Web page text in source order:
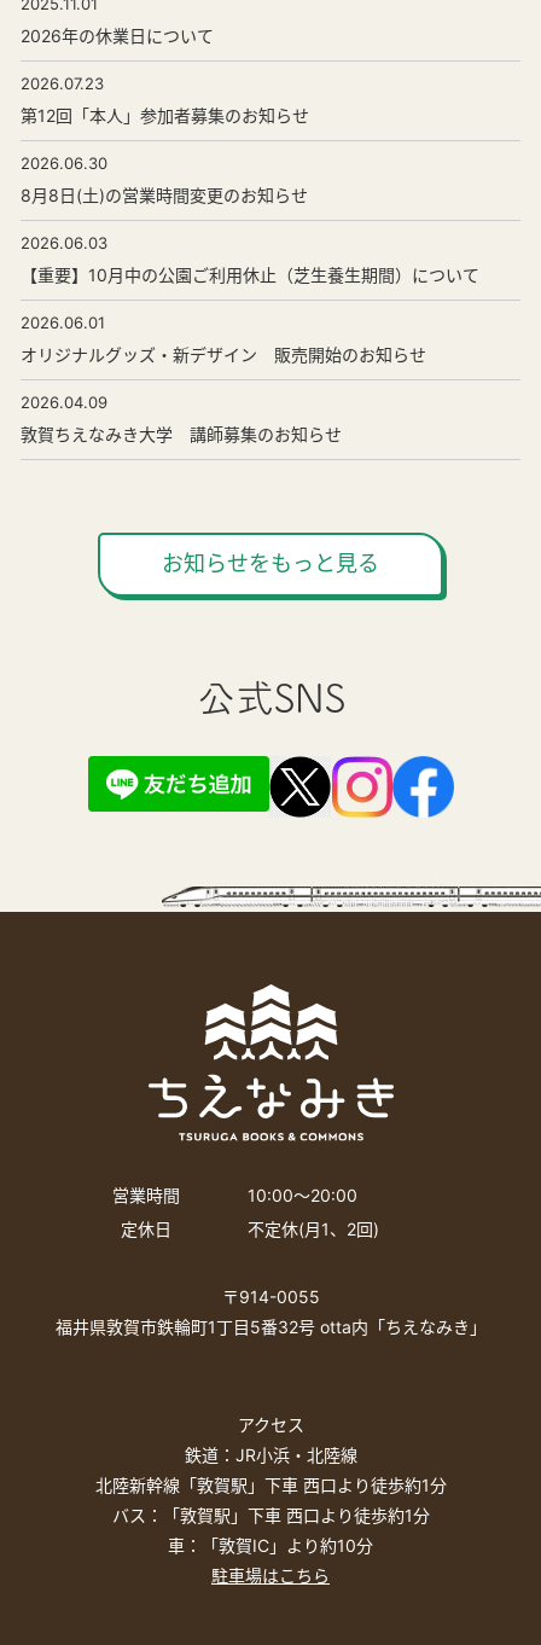
2026年の休業日について
2026.07.23
第12回「本人」参加者募集のお知らせ
2026.06.30
8月8日(土)の営業時間変更のお知らせ
2026.06.03
【重要】10月中の公園ご利用休止（芝生養生期間）について
2026.06.01
オリジナルグッズ・新デザイン 販売開始のお知らせ
2026.04.09
敦賀ちえなみき大学 講師募集のお知らせ
お知らせをもっと見る
公式SNS
営業時間
10:00〜20:00
定休日
不定休(月1、2回)
〒914-0055
福井県敦賀市鉄輪町1丁目5番32号 otta内「ちえなみき」
アクセス
鉄道：JR小浜・北陸線
北陸新幹線「敦賀駅」下車 西口より徒歩約1分
バス：「敦賀駅」下車 西口より徒歩約1分
車：「敦賀IC」より約10分
駐車場はこちら